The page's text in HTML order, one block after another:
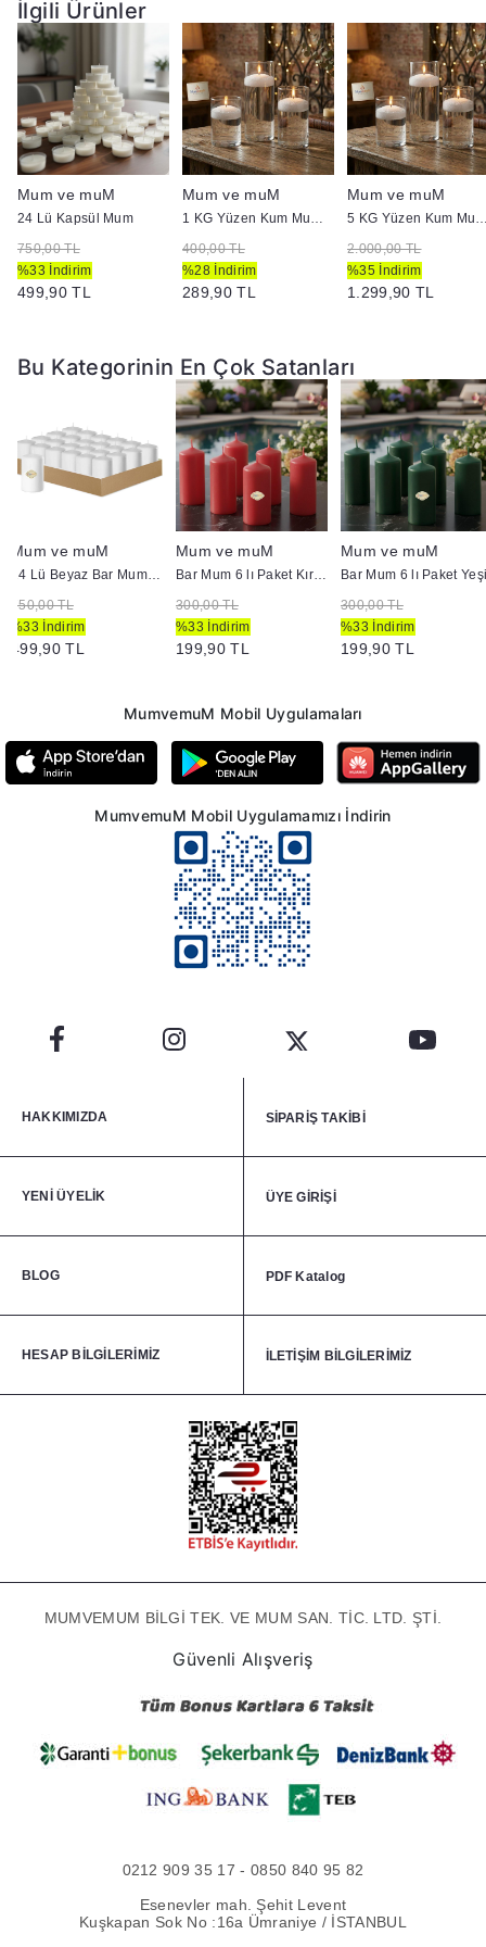
İlgili Ürünler
Mum ve muM
24 Lü Kapsül Mum
750,00 TL
%33 İndirim
499,90 TL
Mum ve muM
1 KG Yüzen Kum Mum ( İnci Tozu Mum )
400,00 TL
%28 İndirim
289,90 TL
Mum ve muM
5 KG Yüzen Kum Mum (
2.000,00 TL
%35 İndirim
1.299,90 TL
Bu Kategorinin En Çok Satanları
Mum ve muM
24 Lü Beyaz Bar Mum Yükseklik 8 cm
750,00 TL
%33 İndirim
499,90 TL
Mum ve muM
Bar Mum 6 lı Paket Kırmızı
300,00 TL
%33 İndirim
199,90 TL
Mum ve muM
Bar Mum 6 lı Paket
300,00 TL
%33 İndirim
199,90 TL
MumvemuM Mobil Uygulamaları
MumvemuM Mobil Uygulamamızı İndirin
HAKKIMIZDA SİPARİŞ TAKİBİ
YENİ ÜYELİK ÜYE GİRİŞİ
BLOG PDF Katalog
HESAP BİLGİLERİMİZ İLETİŞİM BİLGİLERİMİZ
MUMVEMUM BİLGİ TEK. VE MUM SAN. TİC. LTD. ŞTİ.
Güvenli Alışveriş
0212 909 35 17 - 0850 840 95 82
Esenevler mah. Şehit Levent
Kuşkapan Sok No :16a Ümraniye / İSTANBUL